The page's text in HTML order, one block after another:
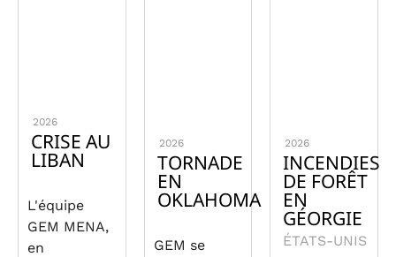
2026
CRISE AU
LIBAN
L'équipe
GEM MENA,
en
2026
TORNADE
EN
OKLAHOMA
GEM se
2026
INCENDIES
DE FORÊT
EN
GÉORGIE
ÉTATS-UNIS